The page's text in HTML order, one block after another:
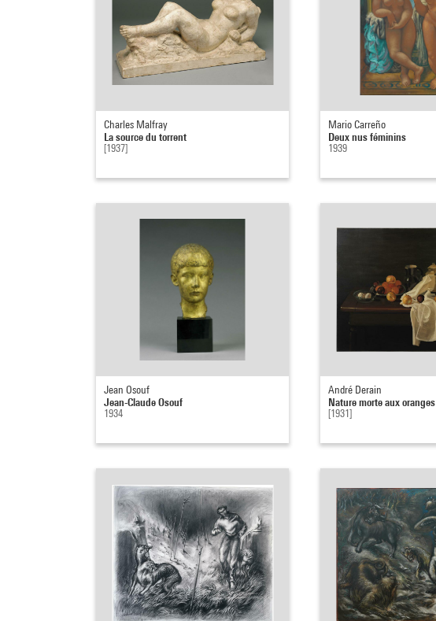
Charles Malfray
La source du torrent
[1937]
Mario Carreño
Deux nus féminins
1939
Jean Osouf
Jean-Claude Osouf
1934
André Derain
Nature morte aux oranges
[1931]